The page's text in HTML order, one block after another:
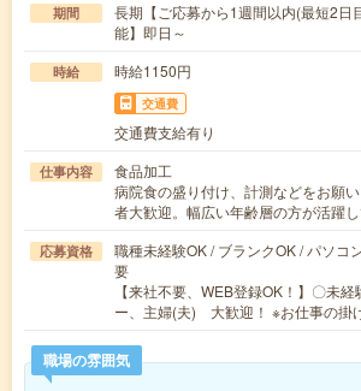
期間
長期【ご応募から1週間以内(最短2日
能】即日～
時給 時給1150円
交通費
交通費支給有り
仕事内容
食品加工
病院食の盛り付け、計測などをお願
者大歓迎。幅広い年齢層の方が活躍
応募資格
職種未経験OK / ブランクOK / パソコ
要
【来社不要、WEB登録OK！】〇未
ー、主婦(夫) 大歓迎！ ※お仕事の掛
職場の雰囲気